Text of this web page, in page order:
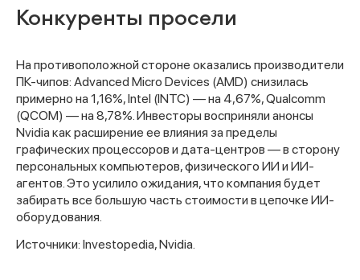
Конкуренты просели
На противоположной стороне оказались производители
ПК-чипов: Advanced Micro Devices (AMD) снизилась
примерно на 1,16%, Intel (INTC) — на 4,67%, Qualcomm
(QCOM) — на 8,78%. Инвесторы восприняли анонсы
Nvidia как расширение ее влияния за пределы
графических процессоров и дата-центров — в сторону
персональных компьютеров, физического ИИ и ИИ-
агентов. Это усилило ожидания, что компания будет
забирать все большую часть стоимости в цепочке ИИ-
оборудования.
Источники: Investopedia, Nvidia.